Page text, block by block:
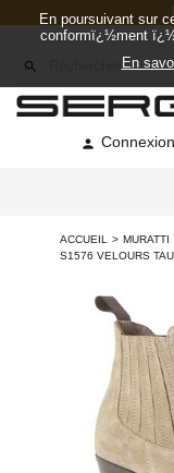

 Connexion
ACCUEIL MURATTI
S1576 VELOURS
En poursuivant sur
conformï¿½ment
En